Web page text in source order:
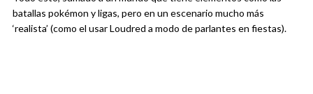
batallas pokémon y ligas, pero en un escenario mucho más
‘realista’ (como el usar Loudred a modo de parlantes en fiestas).